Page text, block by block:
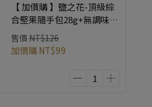
【 加價購 】鹽之花-頂級綜
合堅果隨手包28g+無調味-
頂級綜合堅果隨手包32g 【
2入 各一包 】
售價 NT$126
加價購 NT$99